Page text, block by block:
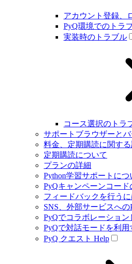
アカウント登録、
PyQ環境でのトラ
実装時のトラブル
コース選択のトラ
サポートブラウザーと
料金、定期購読に関す
定期購読について
プランの詳細
Python学習サポートにつ
PyQキャンペーンコー
フィードバックを行うに
SNS、外部サービスへ
PyQでコラボレーショ
PyQで対話モードを利用
PyQ クエスト Help